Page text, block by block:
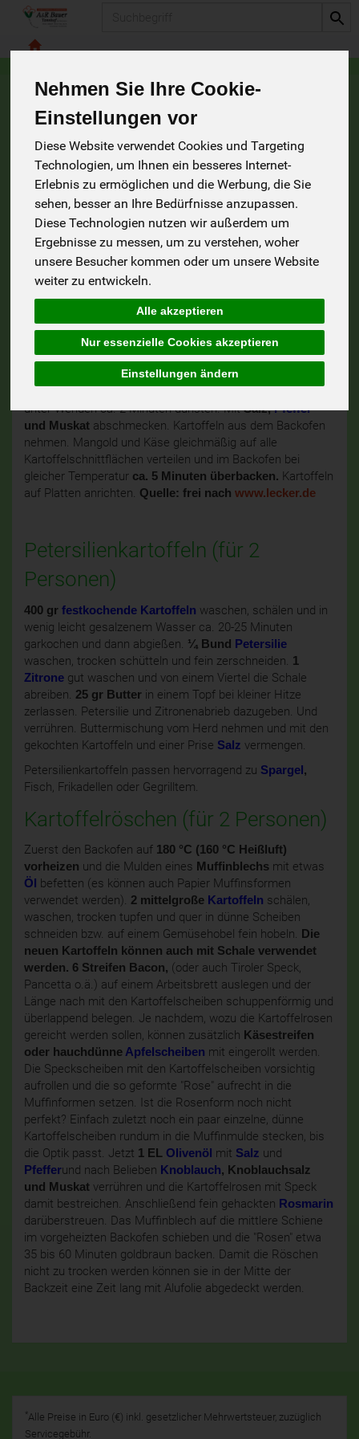
Nehmen Sie Ihre Cookie-
Einstellungen vor
Diese Website verwendet Cookies und Targeting
Technologien, um Ihnen ein besseres Internet-
Erlebnis zu ermöglichen und die Werbung, die Sie
sehen, besser an Ihre Bedürfnisse anzupassen.
Diese Technologien nutzen wir außerdem um
Ergebnisse zu messen, um zu verstehen, woher
unsere Besucher kommen oder um unsere Website
weiter zu entwickeln.
Alle akzeptieren
Nur essenzielle Cookies akzeptieren
Einstellungen ändern
Ofenkartoffeln mit Mangold-Käse-
Haube (für 2 Personen)
500 gr mittelgroßeKartoffeln
gründlich waschen und
längs halbieren. Mit3 ELOlivenöl, SalzundPfeffer
vermengen. Fettpfanne des Backofens mitÖl einstreichen
und die Kartoffeln darauf verteilen. Im vorgeheizten
Backofen (E-Herd: 200 °C/ Umluft: 175 °C/ Gas: Stufe 3)
30–40 Minuten backen, Kartoffeln gelegentlich wenden.
Inzwischen
1 mittelgroße
waschen und in dickere Streifen schneiden. In kochendem
Salzwasser ca. 8 Minutengaren. Inzwischen75 gr
Greyerzer Käsefein reiben. Mangold herausnehmen, in ein
Sieb geben und kalt abschrecken.1 EL Butterin einer
großen Pfanne erhitzen. Zwiebeln und Knoblauch darin
unter Wenden ca. 2 Minuten dünsten. MitSalz,Pfeffer
und Muskat abschmecken. Kartoffeln aus dem Backofen
nehmen. Mangold und Käse gleichmäßig auf alle
Kartoffelschnittflächen verteilen und im Backofen bei
gleicher Temperatur ca. 5 Minuten überbacken. Kartoffeln
auf Platten anrichten. Quelle: frei nach www.lecker.de
Petersilienkartoffeln (für 2
Personen)
400 gr festkochende Kartoffeln waschen, schälen und in
wenig leicht gesalzenem Wasser ca. 20-25 Minuten
garkochen und dann abgießen. ¼ Bund Petersilie
waschen, trocken schütteln und fein zerschneiden. 1
Zitrone gut waschen und von einem Viertel die Schale
abreiben. 25 gr Butter in einem Topf bei kleiner Hitze
zerlassen. Petersilie und Zitronenabrieb dazugeben. Und
verrühren. Buttermischung vom Herd nehmen und mit den
gekochten Kartoffeln und einer Prise Salz vermengen.
Petersilienkartoffeln passen hervorragend zu Spargel,
Fisch, Frikadellen oder Gegrilltem.
Kartoffelröschen (für 2 Personen)
Zuerst den Backofen auf 180 °C (160 °C Heißluft)
vorheizen und die Mulden eines Muffinblechs mit etwas
Öl befetten (es können auch Papier Muffinsformen
verwendet werden). 2 mittelgroße Kartoffeln schälen,
waschen, trocken tupfen und quer in dünne Scheiben
schneiden bzw. auf einem Gemüsehobel fein hobeln. Die
neuen Kartoffeln können auch mit Schale verwendet
werden. 6 Streifen Bacon, (oder auch Tiroler Speck,
Pancetta o.ä.) auf einem Arbeitsbrett auslegen und der
Länge nach mit den Kartoffelscheiben schuppenförmig und
überlappend belegen. Je nachdem, wozu die Kartoffelrosen
gereicht werden sollen, können zusätzlich Käsestreifen
oder hauchdünne Apfelscheiben mit eingerollt werden.
Die Speckscheiben mit den Kartoffelscheiben vorsichtig
aufrollen und die so geformte "Rose" aufrecht in die
Muffinformen setzen. Ist die Rosenform noch nicht
perfekt? Einfach zuletzt noch ein paar einzelne, dünne
Kartoffelscheiben rundum in die Muffinmulde stecken, bis
die Optik passt. Jetzt 1 EL Olivenöl mit Salz und
Pfefferund nach Belieben Knoblauch, Knoblauchsalz
und Muskat verrühren und die Kartoffelrosen mit Speck
damit bestreichen. Anschließend fein gehackten Rosmarin
darüberstreuen. Das Muffinblech auf die mittlere Schiene
im vorgeheizten Backofen schieben und die "Rosen" etwa
35 bis 60 Minuten goldbraun backen. Damit die Röschen
nicht zu trocken werden können sie in der Mitte der
Backzeit eine Zeit lang mit Alufolie abgedeckt werden.
*Alle Preise in Euro (€) inkl. gesetzlicher Mehrwertsteuer, zuzüglich
Servicegebühr.